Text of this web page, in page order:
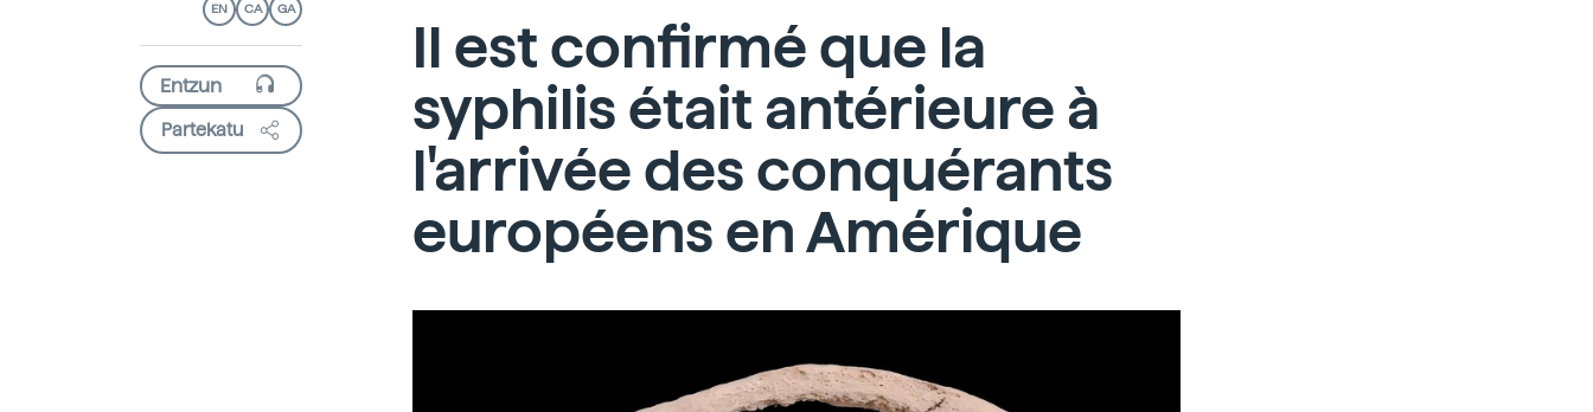
EN CA GA
Partekatu
Il est confirmé que la
syphilis était antérieure à
l'arrivée des conquérants
européens en Amérique